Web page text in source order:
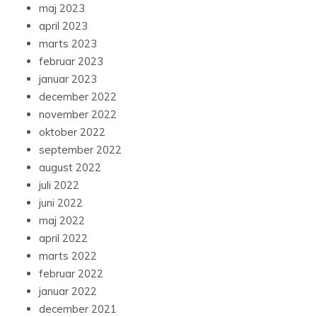
maj 2023
april 2023
marts 2023
februar 2023
januar 2023
december 2022
november 2022
oktober 2022
september 2022
august 2022
juli 2022
juni 2022
maj 2022
april 2022
marts 2022
februar 2022
januar 2022
december 2021